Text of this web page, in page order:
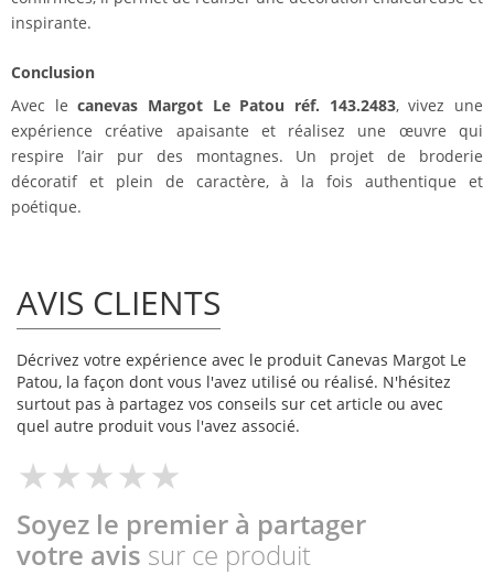
inspirante.
Conclusion
Avec lecanevas Margot Le Patou réf. 143.2483, vivez une
expérience créative apaisante et réalisez une œuvre qui
respire l’air pur des montagnes. Un projet de broderie
décoratif et plein de caractère, à la fois authentique et
poétique.
AVIS CLIENTS
Décrivez votre expérience avec le produit Canevas Margot Le
Patou, la façon dont vous l'avez utilisé ou réalisé. N'hésitez
surtout pas à partagez vos conseils sur cet article ou avec
quel autre produit vous l'avez associé.
Soyez le premier à partager
votre avis sur ce produit